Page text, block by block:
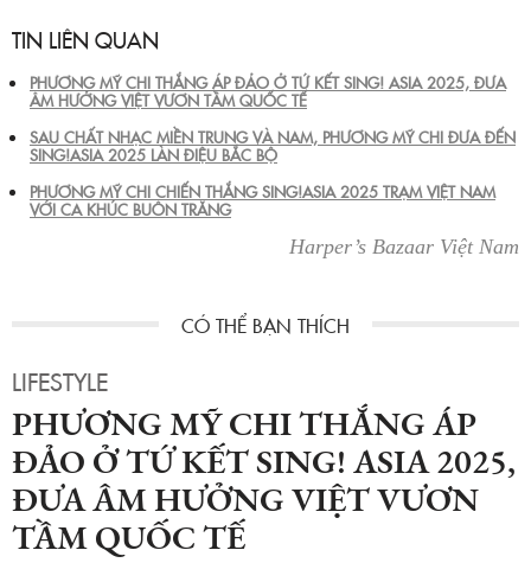
TIN LIÊN QUAN
PHƯƠNG MỸ CHI THẮNG ÁP ĐẢO Ở TỨ KẾT SING! ASIA 2025, ĐƯA
ÂM HƯỞNG VIỆT VƯƠN TẦM QUỐC TẾ
SAU CHẤT NHẠC MIỀN TRUNG VÀ NAM, PHƯƠNG MỸ CHI ĐƯA ĐẾN
SING!ASIA 2025 LÀN ĐIỆU BẮC BỘ
PHƯƠNG MỸ CHI CHIẾN THẮNG SING!ASIA 2025 TRẠM VIỆT NAM
VỚI CA KHÚC BUÔN TRĂNG
Harper’s Bazaar Việt Nam
LIFESTYLE
PHƯƠNG MỸ CHI THẮNG ÁP
ĐẢO Ở TỨ KẾT SING! ASIA 2025,
ĐƯA ÂM HƯỞNG VIỆT VƯƠN
TẦM QUỐC TẾ